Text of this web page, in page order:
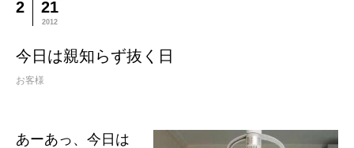
2 21
2012
今日は親知らず抜く日
お客様
あーあっ、今日は